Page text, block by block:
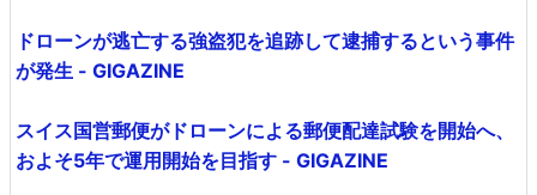
ドローンが逃亡する強盗犯を追跡して逮捕するという事件
が発生 - GIGAZINE
スイス国営郵便がドローンによる郵便配達試験を開始へ、
およそ5年で運用開始を目指す - GIGAZINE